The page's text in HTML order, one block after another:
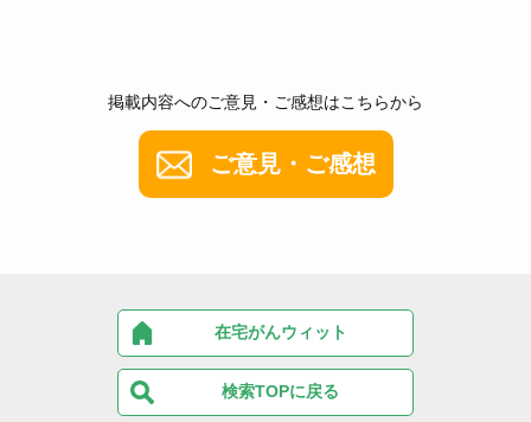
掲載内容へのご意見・ご感想はこちらから
ご意見・ご感想
在宅がんウィット
検索TOPに戻る